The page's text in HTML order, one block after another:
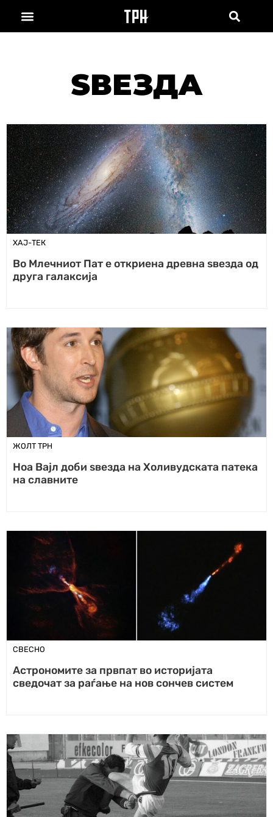
ЅВЕЗДА
ХАЈ-ТЕК
Во Млечниот Пат е откриена древна ѕвезда од
друга галаксија
ЖОЛТ ТРН
Ноа Вајл доби ѕвезда на Холивудската патека
на славните
СВЕСНО
Астрономите за првпат во историјата
сведочат за раѓање на нов сончев систем